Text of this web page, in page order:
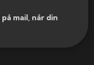
mail, når din